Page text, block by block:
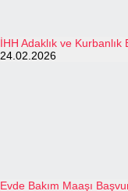
İHH Adaklık ve Kurbanlık
24.02.2026
Evde Bakım Maaşı